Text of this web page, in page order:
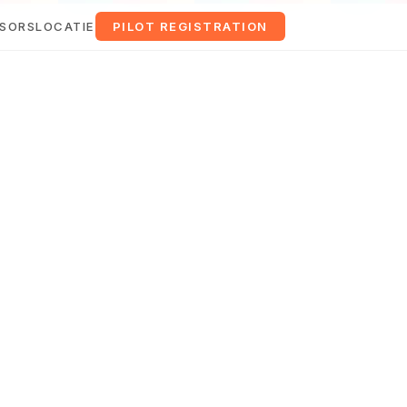
LOCATIE PILOT REGISTRATION